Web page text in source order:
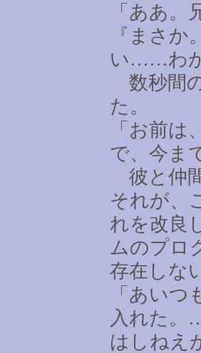
「ああ
『まさ
い……わ
数秒間
た。
「お前
で、今ま
彼と仲
それが、
れを改良
ムのプロ
存在しな
「あい
入れた。
はしねえ